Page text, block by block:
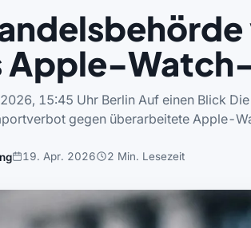
Apple-
15:45 Uhr Berlin Auf einen Blick
gegen überarbeitete Apple-
19. Apr. 2026 2 Min. Lesezeit